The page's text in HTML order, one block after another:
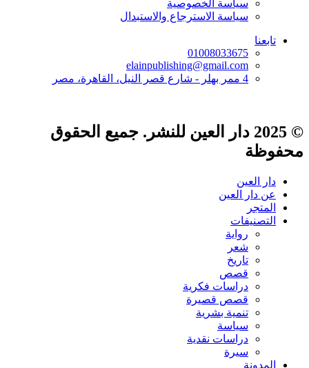
سياسة الخصوصية
سياسة الاسترجاع والاستبدال
تابعنا
01008033675
elainpublishing@gmail.com
4 ممر بهلر - شارع قصر النيل، القاهرة، مصر
© 2025 دار العين للنشر. جميع الحقوق
محفوظة
دار العين
عن دار العين
المتجر
التصنيفات
رواية
شعر
تاريخ
قصص
دراسات فكرية
قصص قصيرة
تنمية بشرية
سياسة
دراسات نقدية
سيرة
المدونة